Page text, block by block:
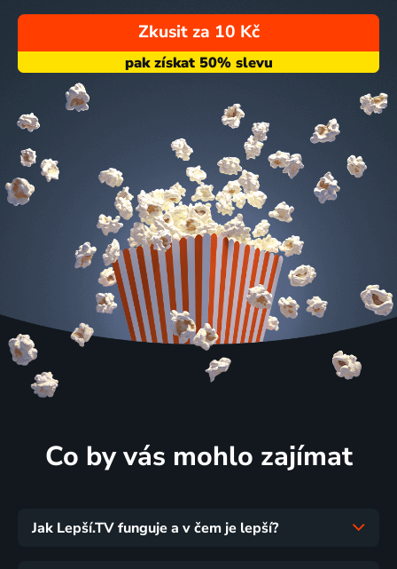
Zkusit za 10 Kč
Co by vás mohlo zajímat
Jak Lepší.TV funguje a v čem je lepší?